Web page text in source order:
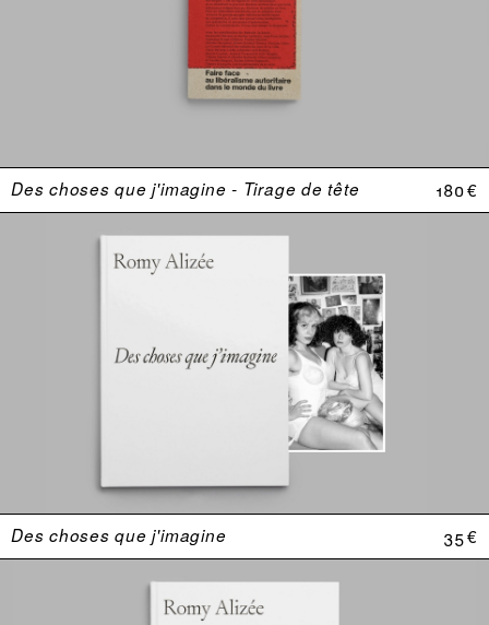
Des choses que j'imagine - Tirage de tête 180 €
Des choses que j'imagine 35 €